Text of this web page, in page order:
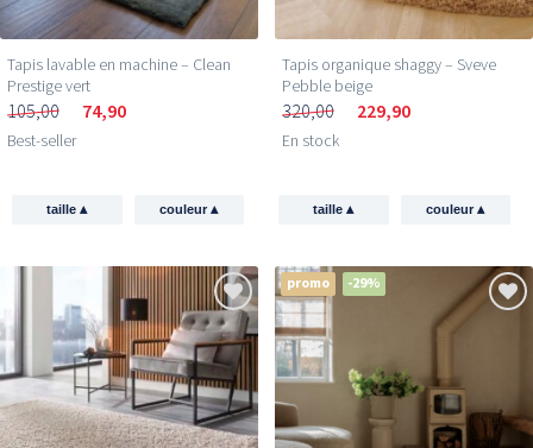
Tapis lavable en machine – Clean
Prestige vert
105,00 74,90
Best-seller
taille▴ couleur▴
Tapis organique shaggy – Sveve
Pebble beige
320,00 229,90
En stock
taille▴ couleur▴
promo -29%